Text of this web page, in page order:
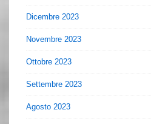
Dicembre 2023
Novembre 2023
Ottobre 2023
Settembre 2023
Agosto 2023